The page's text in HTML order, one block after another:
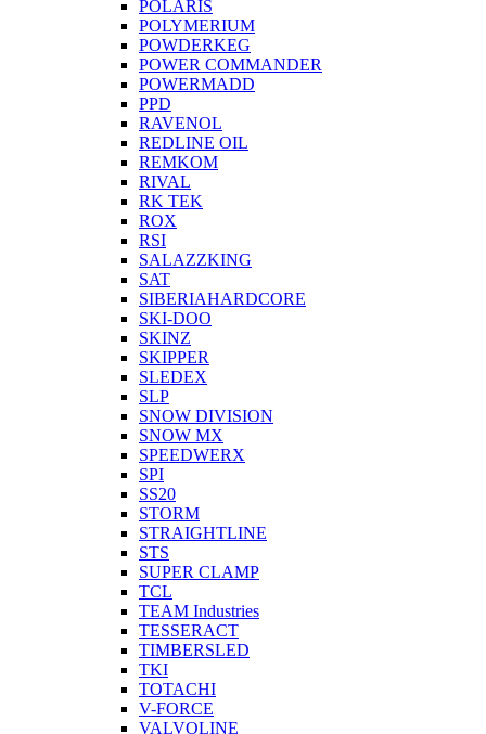
POLARIS
POLYMERIUM
POWDERKEG
POWER COMMANDER
POWERMADD
PPD
RAVENOL
REDLINE OIL
REMKOM
RIVAL
RK TEK
ROX
RSI
SALAZZKING
SAT
SIBERIAHARDCORE
SKI-DOO
SKINZ
SKIPPER
SLEDEX
SLP
SNOW DIVISION
SNOW MX
SPEEDWERX
SPI
SS20
STORM
STRAIGHTLINE
STS
SUPER CLAMP
TCL
TEAM Industries
TESSERACT
TIMBERSLED
TKI
TOTACHI
V-FORCE
VALVOLINE